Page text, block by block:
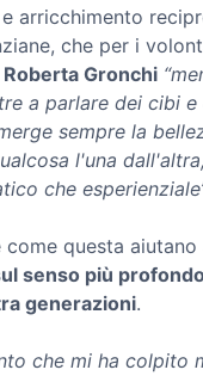
arricchimento
che per i
Roberta Gronchi
a parlare dei cibi
sempre la
l'una
che
come questa aiutano
senso più
generazioni.
che mi ha colpito